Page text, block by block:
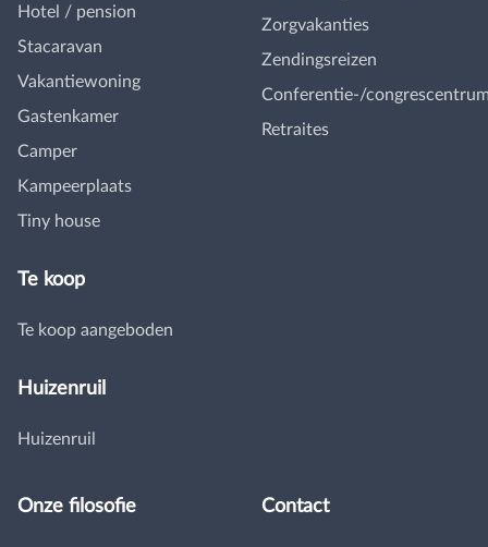
Hotel / pension
Stacaravan
Vakantiewoning
Gastenkamer
Camper
Kampeerplaats
Tiny house
Te koop
Te koop aangeboden
Huizenruil
Huizenruil
Zorgvakanties
Zendingsreizen
Conferentie-/
Retraites
Onze filosofie Contact